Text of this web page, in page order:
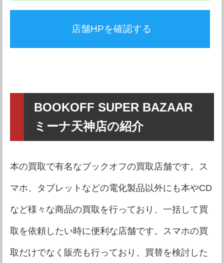
店舗HPを確認する
BOOKOFF SUPER BAZAAR
ミーナ天神店の紹介
本の買取で有名なブックオフの買取店舗です。ス
マホ、タブレットなどの電化製品以外にも本やCD
など様々な商品の買取を行っており、一括して買
取を依頼したい時に便利な店舗です。スマホの買
取だけでなく販売も行っており、買替を検討した